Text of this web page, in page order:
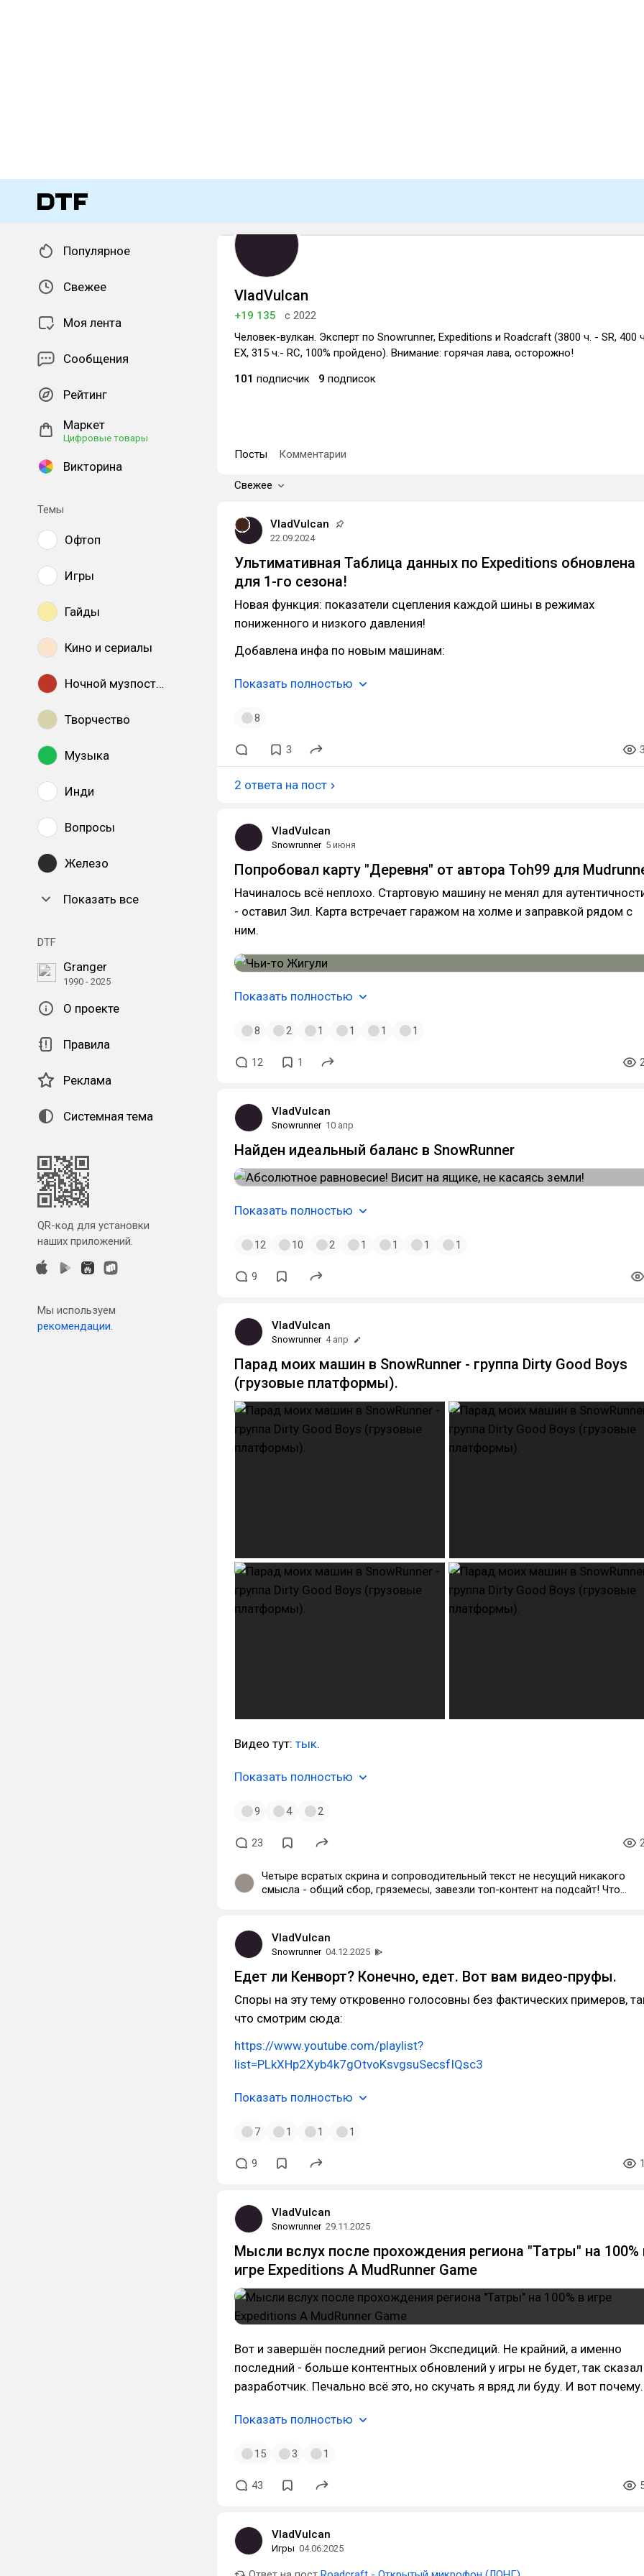
Популярное
Свежее
Моя лента
Сообщения
Рейтинг
Маркет
Цифровые товары
Викторина
Темы
Офтоп
Игры
Гайды
Кино и сериалы
Ночной музпостинг
Творчество
Музыка
Инди
Вопросы
Железо
Показать все
DTF
Granger
1990 - 2025
О проекте
Правила
Реклама
Системная тема
QR-код для установки
наших приложений.
Мы используем
рекомендации.
VladVulcan
+19 135
с 2022
Человек-вулкан. Эксперт по Snowrunner, Expeditions и Roadcraft (3800 ч. - SR, 400
EX, 315 ч.- RC, 100% пройдено). Внимание: горячая лава, осторожно!
101 подписчик 9 подписок
Посты Комментарии
Свежее
VladVulcan
22.09.2024
Ультимативная Таблица данных по Expeditions обновлена
для 1-го сезона!
Новая функция: показатели сцепления каждой шины в режимах
пониженного и низкого давления!
Добавлена инфа по новым машинам:
Показать полностью
8
3
2 ответа на пост
VladVulcan
Snowrunner 5 июня
Попробовал карту "Деревня" от автора Toh99 для
Начиналось всё неплохо. Стартовую машину не менял для
- оставил Зил. Карта встречает гаражом на холме и заправкой рядом с
ним.
Показать полностью
8 2 1 1 1 1
12 1
VladVulcan
Snowrunner 10 апр
Найден идеальный баланс в SnowRunner
Показать полностью
12 10 2 1 1 1 1
9
VladVulcan
Snowrunner 4 апр
Парад моих машин в SnowRunner - группа Dirty Good Boys
(грузовые платформы).
Видео тут: тык.
Показать полностью
9 4 2
23
Четыре всратых скрина и сопроводительный текст не несущий никакого
смысла - общий сбор, гряземесы, завезли топ-контент на подсайт! Что
VladVulcan
Snowrunner 04.12.2025
Едет ли Кенворт? Конечно, едет. Вот вам видео-пруфы.
Споры на эту тему откровенно голосовны без фактических примеров,
что смотрим сюда:
https://www.youtube.com/playlist?
list=PLkXHp2Xyb4k7gOtvoKsvgsuSecsfIQsc3
Показать полностью
7 1 1 1
9
VladVulcan
Snowrunner 29.11.2025
Мысли вслух после прохождения региона "Татры" на 100%
игре Expeditions A MudRunner Game
Вот и завершён последний регион Экспедиций. Не крайний, а именно
последний - больше контентных обновлений у игры не будет, так сказал
разработчик. Печально всё это, но скучать я вряд ли буду. И вот почему.
Показать полностью
15 3 1
43
VladVulcan
Игры 04.06.2025